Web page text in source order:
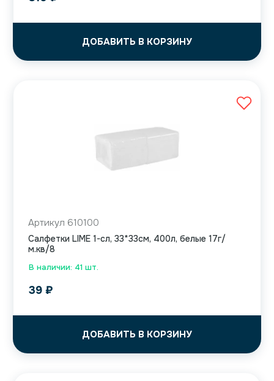
ДОБАВИТЬ В КОРЗИНУ
В наличии: 41 шт.
Артикул 610100
Салфетки LIME 1-сл, 33*33см, 400л, белые 17г/
м.кв/8
39 ₽
ДОБАВИТЬ В КОРЗИНУ